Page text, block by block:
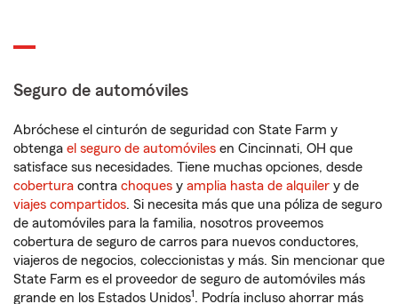
Seguro de automóviles
Abróchese el cinturón de seguridad con State Farm y
obtenga el seguro de automóviles en Cincinnati, OH que
satisface sus necesidades. Tiene muchas opciones, desde
cobertura contra choques y amplia hasta de alquiler y de
viajes compartidos. Si necesita más que una póliza de seguro
de automóviles para la familia, nosotros proveemos
cobertura de seguro de carros para nuevos conductores,
viajeros de negocios, coleccionistas y más. Sin mencionar que
State Farm es el proveedor de seguro de automóviles más
grande en los Estados Unidos1. Podría incluso ahorrar más